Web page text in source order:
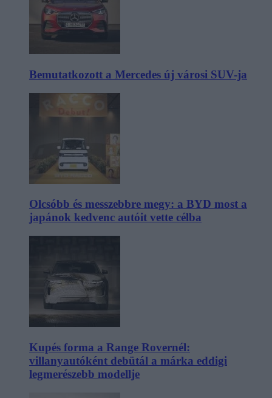
Bemutatkozott a Mercedes új városi SUV-ja
Olcsóbb és messzebbre megy: a BYD most a
japánok kedvenc autóit vette célba
Kupés forma a Range Rovernél:
villanyautóként debütál a márka eddigi
legmerészebb modellje